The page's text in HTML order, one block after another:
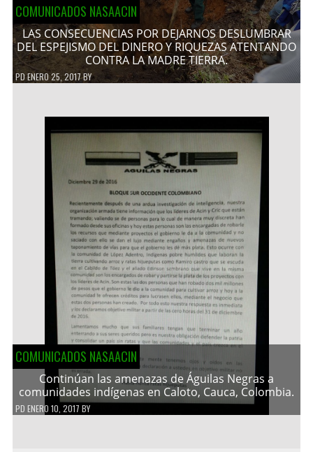
COMUNICADOS NASAACIN
LAS CONSECUENCIAS POR DEJARNOS DESLUMBRAR
DEL ESPEJISMO DEL DINERO Y RIQUEZAS ATENTANDO
CONTRA LA MADRE TIERRA.
PDENERO 25, 2017BY
COMUNICADOS NASAACIN
Continúan las amenazas de Águilas Negras a
comunidades indígenas en Caloto, Cauca, Colombia.
PD ENERO 10, 2017 BY